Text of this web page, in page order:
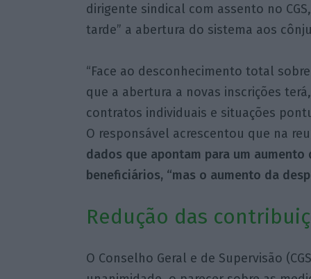
dirigente sindical com assento no
tarde” a abertura do sistema aos
“Face ao desconhecimento total
que a abertura a novas inscrições
contratos individuais e situações
O responsável acrescentou que na
dados que apontam para um aumento
beneficiários, “mas o aumento da
Redução das
O Conselho Geral e de Supervisão